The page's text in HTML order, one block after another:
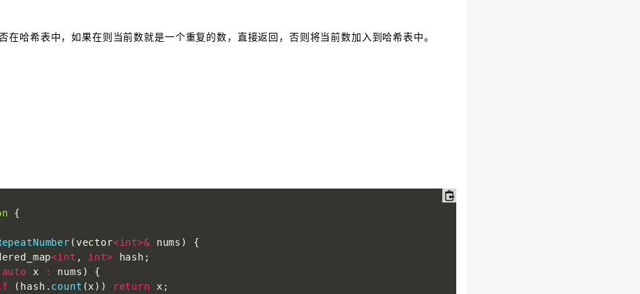
在哈希表中，如果在则当前数就是一个重复的数，直接返回，否则将当前数加入到哈希表中。
{
(vector<int>& nums )
{
<int , int> hash ;
auto x : nums )
{
( hash . count (x) ) return x ;